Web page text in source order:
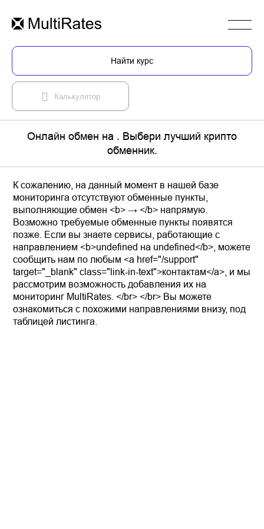
Найти курс
Калькулятор
Онлайн обмен на . Выбери лучший крипто
обменник.
К сожалению, на данный момент в нашей базе
мониторинга отсутствуют обменные пункты,
выполняющие обмен <b> → </b> напрямую.
Возможно требуемые обменные пункты появятся
позже. Если вы знаете сервисы, работающие с
направлением <b>undefined на undefined</b>, можете
сообщить нам по любым <a href="/support"
target="_blank" class="link-in-text">контактам</a>, и мы
рассмотрим возможность добавления их на
мониторинг MultiRates. </br> </br> Вы можете
ознакомиться с похожими направлениями внизу, под
таблицей листинга.